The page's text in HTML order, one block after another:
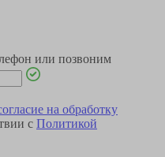
или позвоним
на обработку
с Политикой